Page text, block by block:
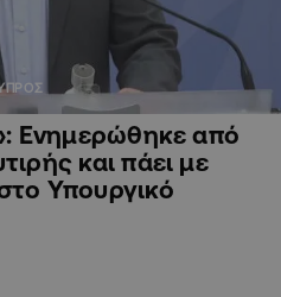
Ενημερώθηκε από
και πάει με
Υπουργικό